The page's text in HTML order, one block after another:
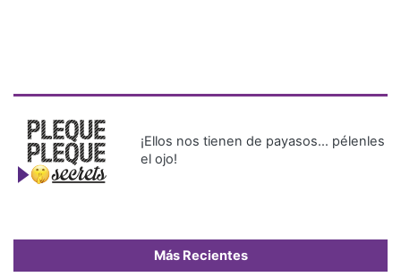
¡Ellos nos tienen de payasos… pélenles
el ojo!
Más Recientes